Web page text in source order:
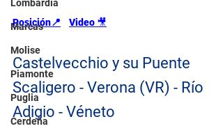
Lombardía
Marcas
Molise
Piamonte
Puglia
Cerdeña
Posición📍 Video 🎥
Castelvecchio y su Puente
Scaligero - Verona (VR) - Río
Adigio - Véneto